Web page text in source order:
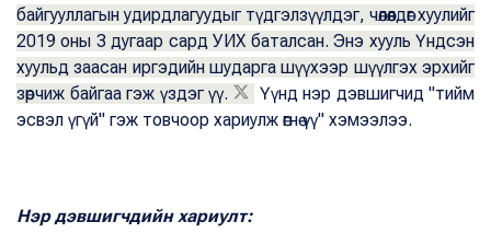
байгууллагын удирдлагуудыг түдгэлзүүлдэг, чөлөөлдөг хуулийг
2019 оны 3 дугаар сард УИХ баталсан. Энэ хууль Үндсэн
хуульд заасан иргэдийн шударга шүүхээр шүүлгэх эрхийг
зөрчиж байгаа гэж үздэг үү.
Үүнд нэр дэвшигчид "тийм
эсвэл үгүй" гэж товчоор хариулж өгнө үү" хэмээлээ.
Нэр дэвшигчдийн хариулт: